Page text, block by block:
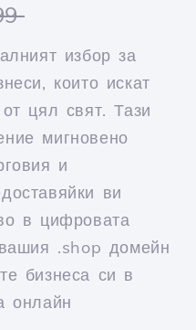
избор за
които искат
цял свят. Тази
мигновено
и
ви
в цифровата
.shop домейн
бизнеса си в
онлайн